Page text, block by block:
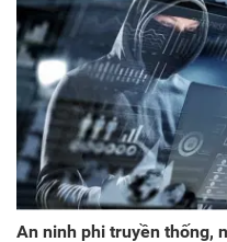
An ninh phi truyền thống,